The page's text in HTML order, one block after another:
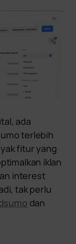
ada
terlebih
fitur yang
iklan
interest
tak perlu
dan